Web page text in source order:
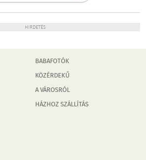
HIRDETÉS
BABAFOTÓK
KÖZÉRDEKŰ
A VÁROSRÓL
HÁZHOZ SZÁLLÍTÁS